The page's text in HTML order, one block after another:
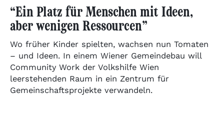
“Ein Platz für Menschen mit Ideen,
aber wenigen Ressourcen”
Wo früher Kinder spielten, wachsen nun Tomaten
– und Ideen. In einem Wiener Gemeindebau will
Community Work der Volkshilfe Wien
leerstehenden Raum in ein Zentrum für
Gemeinschaftsprojekte verwandeln.